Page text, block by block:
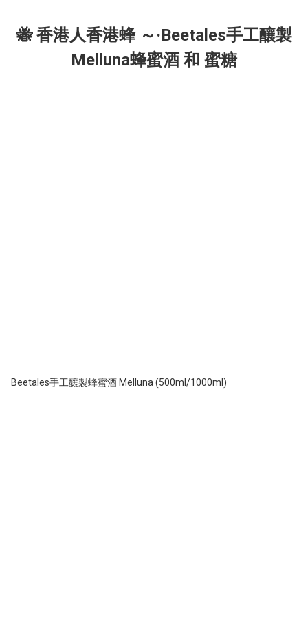
🐝 香港人香港蜂 ～·Beetales手工釀製
Melluna蜂蜜酒 和 蜜糖
Beetales手工釀製蜂蜜酒 Melluna (500ml/1000ml)